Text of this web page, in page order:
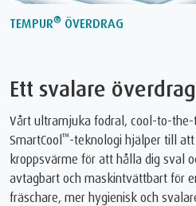
TEMPUR® ÖVERDRAG
Ett svalare överdrag
Vårt ultramjuka fodral, cool-to-
SmartCool™-teknologi hjälper till
kroppsvärme för att hålla dig sval
avtagbart och maskintvättbart för
fräschare, mer hygienisk och